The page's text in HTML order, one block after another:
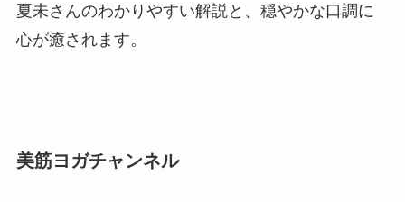
夏未さんのわかりやすい解説と、穏やかな口調に
心が癒されます。
美筋ヨガチャンネル